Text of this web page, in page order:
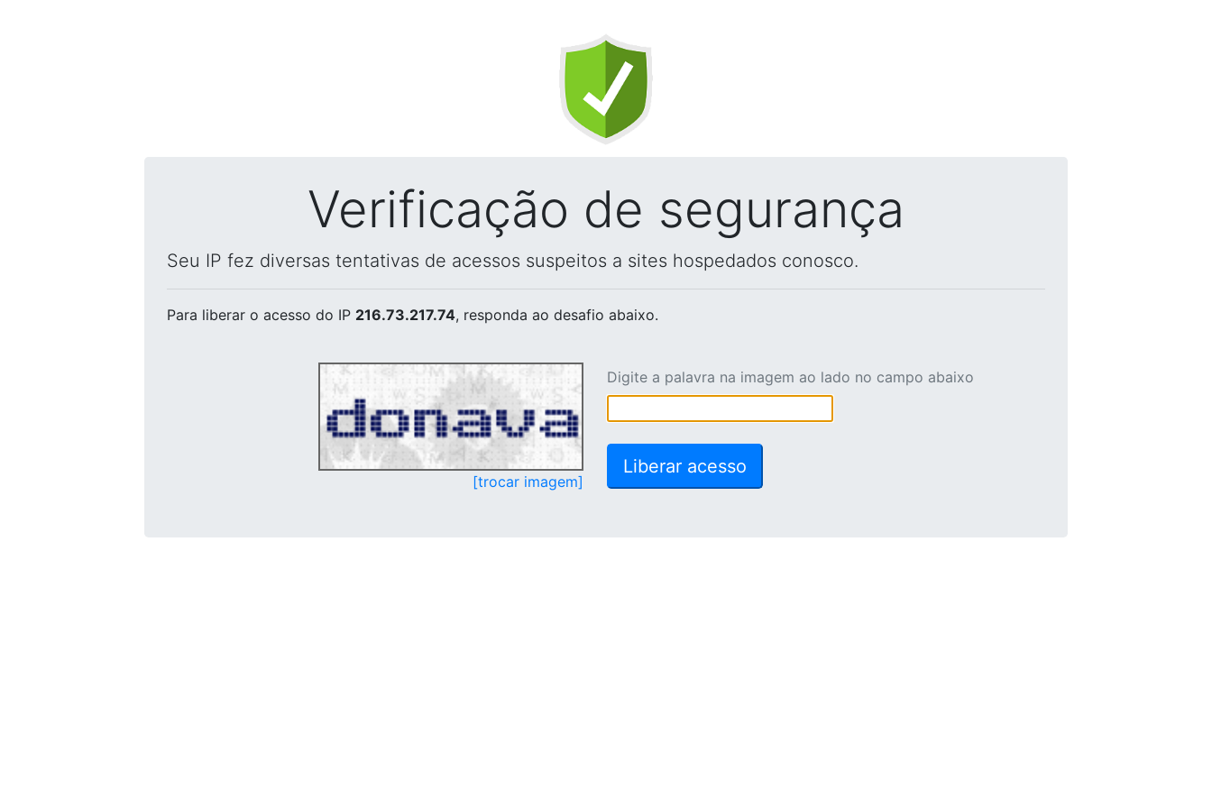
Verificação de segurança
Seu IP fez diversas tentativas de acessos suspeitos a sites hospedados conosco.
Para liberar o acesso do IP 216.73.217.74, responda ao desafio abaixo.
[trocar imagem]
Digite a palavra na imagem ao lado no campo abaixo